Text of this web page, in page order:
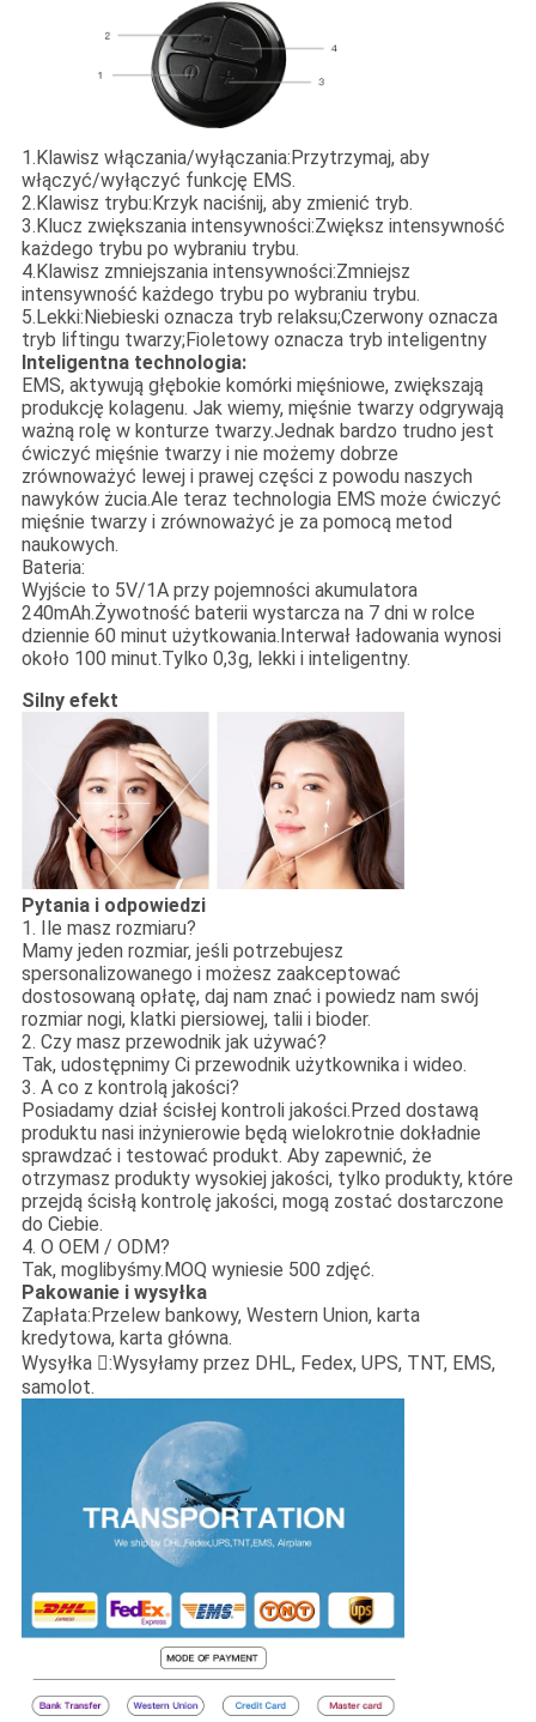
1.Klawisz włączania/wyłączania:Przytrzymaj, aby
włączyć/wyłączyć funkcję EMS.
2.Klawisz trybu:Krzyk naciśnij, aby zmienić tryb.
3.Klucz zwiększania intensywności:Zwiększ intensywność
każdego trybu po wybraniu trybu.
4.Klawisz zmniejszania intensywności:Zmniejsz
intensywność każdego trybu po wybraniu trybu.
5.Lekki:Niebieski oznacza tryb relaksu;Czerwony oznacza
tryb liftingu twarzy;Fioletowy oznacza tryb inteligentny
Inteligentna technologia:
EMS, aktywują głębokie komórki mięśniowe, zwiększają
produkcję kolagenu. Jak wiemy, mięśnie twarzy odgrywają
ważną rolę w konturze twarzy.Jednak bardzo trudno jest
ćwiczyć mięśnie twarzy i nie możemy dobrze
zrównoważyć lewej i prawej części z powodu naszych
nawyków żucia.Ale teraz technologia EMS może ćwiczyć
mięśnie twarzy i zrównoważyć je za pomocą metod
naukowych.
Bateria:
Wyjście to 5V/1A przy pojemności akumulatora
240mAh.Żywotność baterii wystarcza na 7 dni w rolce
dziennie 60 minut użytkowania.Interwał ładowania wynosi
około 100 minut.Tylko 0,3g, lekki i inteligentny.
Silny efekt
Pytania i odpowiedzi
1. Ile masz rozmiaru?
Mamy jeden rozmiar, jeśli potrzebujesz
spersonalizowanego i możesz zaakceptować
dostosowaną opłatę, daj nam znać i powiedz nam swój
rozmiar nogi, klatki piersiowej, talii i bioder.
2. Czy masz przewodnik jak używać?
Tak, udostępnimy Ci przewodnik użytkownika i wideo.
3. A co z kontrolą jakości?
Posiadamy dział ścisłej kontroli jakości.Przed dostawą
produktu nasi inżynierowie będą wielokrotnie dokładnie
sprawdzać i testować produkt. Aby zapewnić, że
otrzymasz produkty wysokiej jakości, tylko produkty, które
przejdą ścisłą kontrolę jakości, mogą zostać dostarczone
do Ciebie.
4. O OEM / ODM?
Tak, moglibyśmy.MOQ wyniesie 500 zdjęć.
Pakowanie i wysyłka
Zapłata:Przelew bankowy, Western Union, karta
kredytowa, karta główna.
Wysyłka :Wysyłamy przez DHL, Fedex, UPS, TNT, EMS,
samolot.